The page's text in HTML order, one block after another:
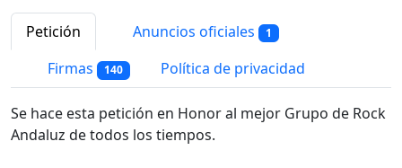
Petición Anuncios oficiales 1
Firmas 140 Política de privacidad
Se hace esta petición en Honor al mejor Grupo de Rock
Andaluz de todos los tiempos.